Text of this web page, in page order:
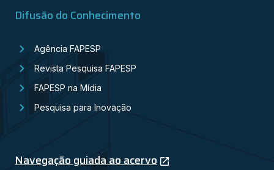
Difusão do Conhecimento
Agência FAPESP
Revista Pesquisa FAPESP
FAPESP na Mídia
Pesquisa para Inovação
Navegação guiada ao acervo